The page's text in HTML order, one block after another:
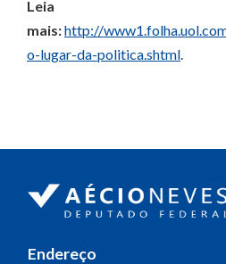
Leia
mais:http://
o-lugar-da-politica.shtml.
Endereço